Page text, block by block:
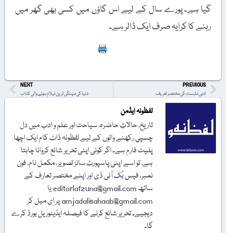
گیا ہے۔ پورے سال کے لیے اس گاؤں میں کسی بھی گھر میں
رہنے کا کرایہ صرف ایک ڈالر ہے۔
PREVIOUS
ادبی نشست کی مختصر تعریف
NEXT
دنیا کی مہنگی ترین نیلام ہونے والی کتاب
لفظونہ ایڈمن
تاریخ، حالاتِ حاضرہ، سیاحت اور علم و ادب میں دل
چسپی رکھنے والوں کے لیے لفظونہ ڈاٹ کام ایک اچھا
پلیٹ فارم ہے۔ اگر کوئی اپنی تحریر شائع کروانا چاہتا
ہے، تو اسے اپنی پاسپورٹ سائز تصویر، مکمل نام، فون
نمبر، فیس بُک آئی ڈی اور اپنے مختصر تعارف کے
ساتھ editorlafzuna@gmail.com یا
amjadalisahaab@gmail.com پر اِی میل کر
دیجیے۔ تحریر شائع کرنے کا فیصلہ ایڈیٹوریل بورڈ کرے
گا۔